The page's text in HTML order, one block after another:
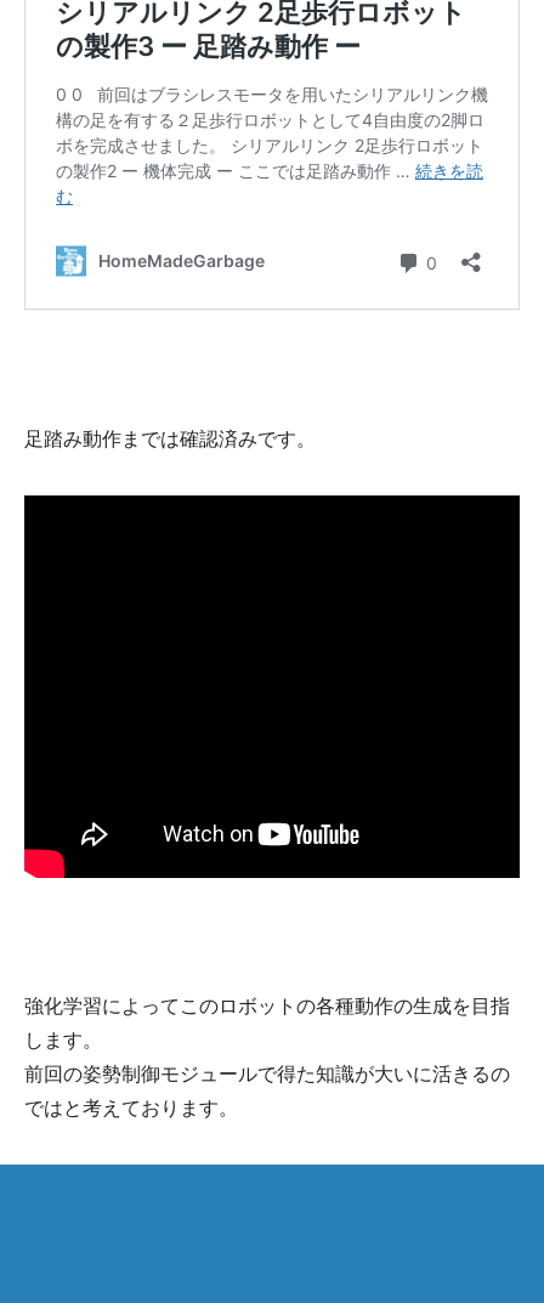
足踏み動作までは確認済みです。
強化学習によってこのロボットの各種動作の生成を目指
します。
前回の姿勢制御モジュールで得た知識が大いに活きるの
ではと考えております。